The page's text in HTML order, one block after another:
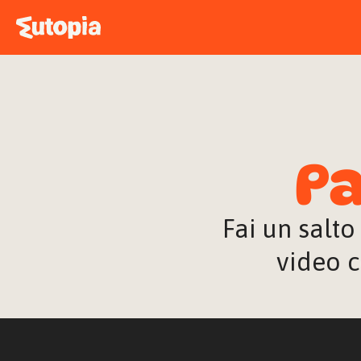
Fai un
video